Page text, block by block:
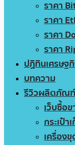
ราคา
ราคา
ราคา
ราคา
ปฏิทินเศรษฐ
บทความ
รีวิวผลิตภัณฑ์
เว็บซื้อ
กระเป๋า
เครื่อง